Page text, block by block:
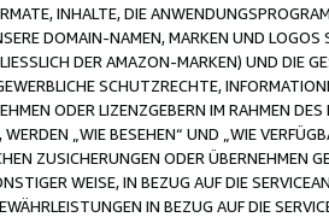
INHALTE, DIE
DOMAIN-NAMEN, MARKEN UND
DER AMAZON-MARKEN) UND DIE
SCHUTZRECHTE,
ODER LIZENZGEBERN IM RAHMEN
WERDEN „WIE BESEHEN“ UND „WIE
ZUSICHERUNGEN ODER ÜBERNEHMEN
WEISE, IN BEZUG AUF DIE
IN BEZUG AUF DIE